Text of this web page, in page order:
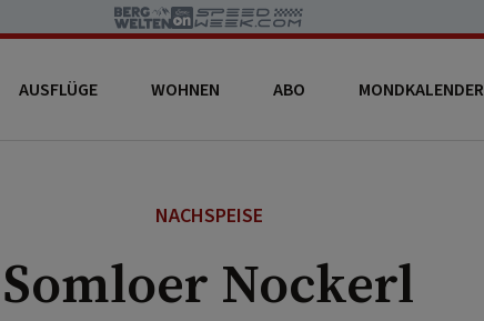
AUSFLÜGE WOHNEN ABO MONDKALENDER
NACHSPEISE
Somloer Nockerl